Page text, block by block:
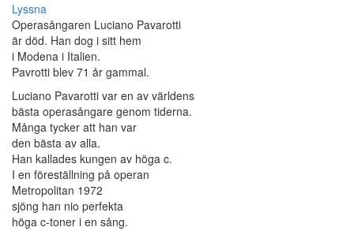
Lyssna
Operasångaren Luciano Pavarotti
är död. Han dog i sitt hem
i Modena i Italien.
Pavrotti blev 71 år gammal.
Luciano Pavarotti var en av världens
bästa operasångare genom tiderna.
Många tycker att han var
den bästa av alla.
Han kallades kungen av höga c.
I en föreställning på operan
Metropolitan 1972
sjöng han nio perfekta
höga c-toner i en sång.